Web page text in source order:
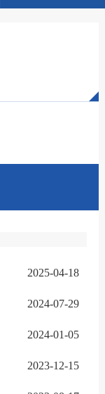
2025-04-18
2024-07-29
2024-01-05
2023-12-15